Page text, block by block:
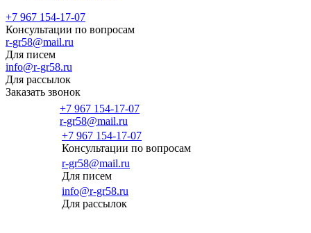
+7 967 154-17-07
Консультации по вопросам
r-gr58@mail.ru
Для писем
info@r-gr58.ru
Для рассылок
Заказать звонок
+7 967 154-17-07
r-gr58@mail.ru
+7 967 154-17-07
Консультации по вопросам
r-gr58@mail.ru
Для писем
info@r-gr58.ru
Для рассылок